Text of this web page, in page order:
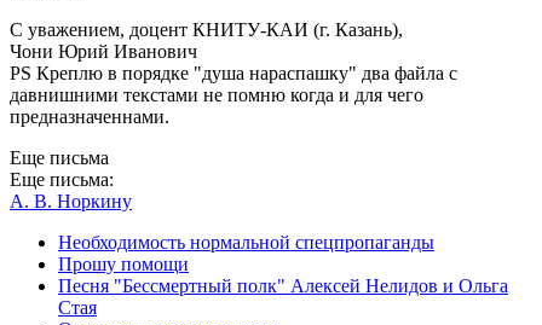
С уважением, доцент КНИТУ-КАИ (г. Казань),
Чони Юрий Иванович
PS Креплю в порядке "душа нараспашку" два файла с
давнишними текстами не помню когда и для чего
предназначеннами.
Еще письма
Еще письма:
А. В. Норкину
Необходимость нормальной спецпропаганды
Прошу помощи
Песня "Бессмертный полк" Алексей Нелидов и Ольга
Стая